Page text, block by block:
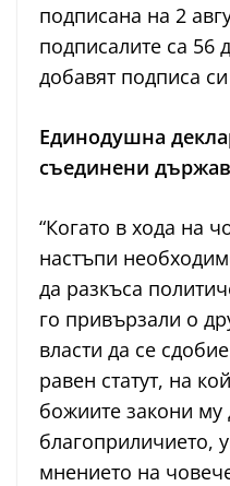
подписана на 2
подписалите са 56
добавят подписа
Единодушна
съединени
“Когато в хода на
настъпи
да разкъса
го привързали о
власти да се
равен статут, на
божиите закони му
благоприличието,
мнението на